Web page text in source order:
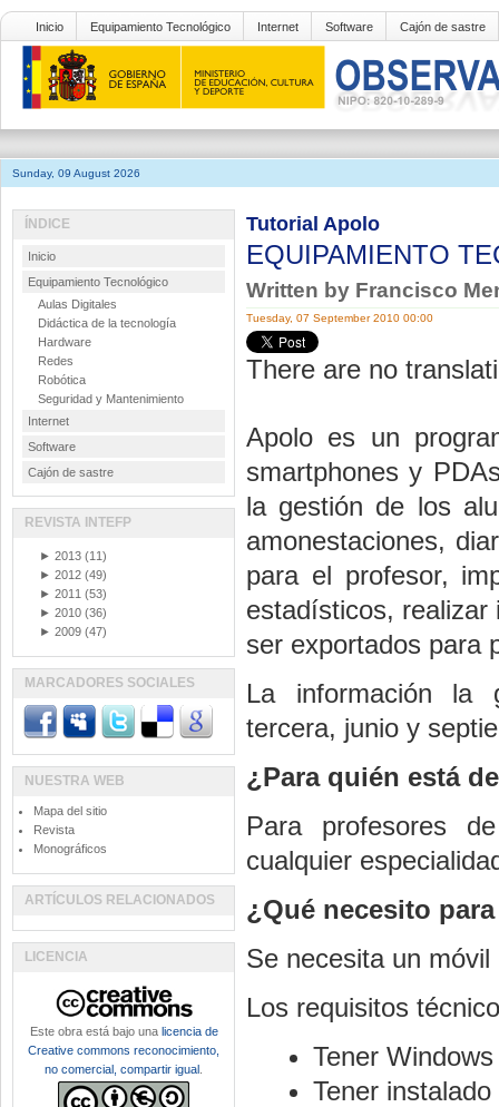
Inicio Equipamiento Tecnológico Internet Software Cajón de sastre
Sunday, 09 August 2026
Tutorial Apolo
EQUIPAMIENTO
Written by Francisco
Tuesday, 07 September 2010 00:00
There are no
Apolo es un
smartphones y
la gestión de los
amonestaciones,
para el profesor,
estadísticos,
ser exportados para
La información la
tercera, junio y
¿Para quién está
Para profesores
cualquier
¿Qué necesito
Se necesita un
Los requisitos
Tener
Tener
ÍNDICE
Inicio
Equipamiento Tecnológico
Aulas Digitales
Didáctica de la tecnología
Hardware
Redes
Robótica
Seguridad y Mantenimiento
Internet
Software
Cajón de sastre
REVISTA INTEFP
► 2013 (11)
► 2012 (49)
► 2011 (53)
► 2010 (36)
► 2009 (47)
MARCADORES SOCIALES
NUESTRA WEB
Mapa del sitio
Revista
Monográficos
ARTÍCULOS RELACIONADOS
LICENCIA
Este obra está bajo una licencia de
Creative commons reconocimiento,
no comercial, compartir igual